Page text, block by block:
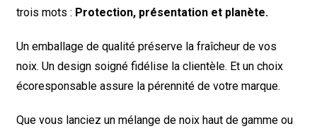
trois mots : Protection, présentation et planète.
Un emballage de qualité préserve la fraîcheur de vos
noix. Un design soigné fidélise la clientèle. Et un choix
écoresponsable assure la pérennité de votre marque.
Que vous lanciez un mélange de noix haut de gamme ou